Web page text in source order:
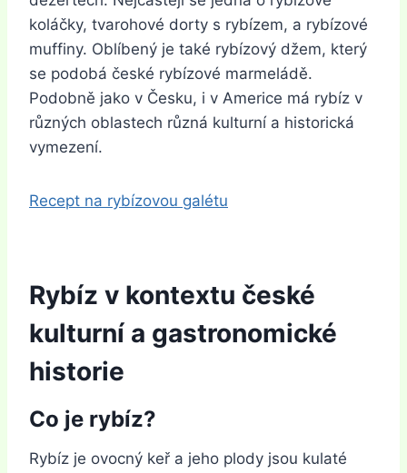
koláčky, tvarohové dorty s rybízem, a rybízové
muffiny. Oblíbený je také rybízový džem, který
se podobá české rybízové marmeládě.
Podobně jako v Česku, i v Americe má rybíz v
různých oblastech různá kulturní a historická
vymezení.
Recept na rybízovou galétu
Rybíz v kontextu české
kulturní a gastronomické
historie
Co je rybíz?
Rybíz je ovocný keř a jeho plody jsou kulaté